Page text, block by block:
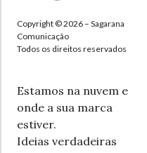
Copyright © 2026 – Sagarana
Comunicação
Todos os direitos reservados
Estamos na nuvem e
onde a sua marca
estiver.
Ideias verdadeiras